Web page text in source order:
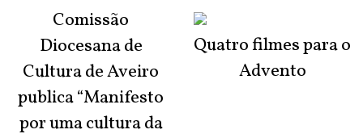
Comissão
Diocesana de
Cultura de Aveiro
publica “Manifesto
por uma cultura da
Quatro filmes para o
Advento